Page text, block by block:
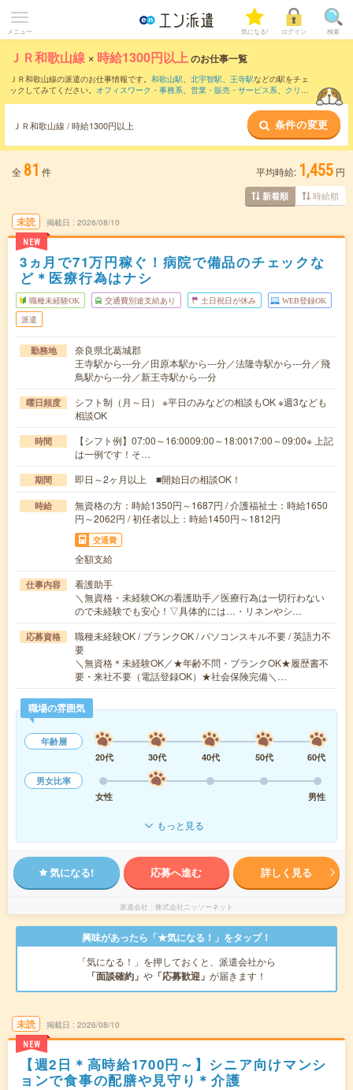
メニュー 気になる! ログイン 検索
ＪＲ和歌山線 × 時給1300円以上のお仕事一覧
ＪＲ和歌山線の派遣のお仕事情報です。 和歌山駅、 北宇智駅、 王寺駅などの駅をチェ
ックしてみてください。 オフィスワーク・事務系、 営業・販売・サービス系、 クリエ
ＪＲ和歌山線 / 時給1300円以上 条件の変更
全 81 件 平均時給: 1,455 円
新着順 時給順
未読
NEW
掲載日 2026/08/10
3ヵ月で71万円稼ぐ！病院で備品のチェックな
ど＊医療行為はナシ
職種未経験OK 交通費別途支給あり 土日祝日が休み WEB登録OK
派遣
勤務地
奈良県北葛城郡
王寺駅から---分／田原本駅から---分／法隆寺駅から---分／飛
鳥駅から---分／新王寺駅から---分
曜日頻度
シフト制（月～日） ※平日のみなどの相談もOK ※週3なども
相談OK
時間
【シフト例】07:00～16:0009:00～18:0017:00～09:00※ 上記
は一例です！そ…
期間 即日～2ヶ月以上 ■開始日の相談OK！
時給
無資格の方：時給1350円～1687円 / 介護福祉士：時給1650
円～2062円 / 初任者以上：時給1450円～1812円
交通費
全額支給
仕事内容
看護助手
＼無資格・未経験OKの看護助手／医療行為は一切行わない
ので未経験でも安心！▽具体的には…・リネンやシ…
応募資格
職種未経験OK / ブランクOK / パソコンスキル不要 / 英語力不
要
＼無資格＊未経験OK／★年齢不問・ブランクOK★履歴書不
要・来社不要（電話登録OK）★社会保険完備＼…
職場の雰囲気
年齢層
20代
30代 40代 50代
60代
男女比率
女性
男性
もっと見る
気になる! 応募へ進む 詳しく見る
派遣会社 株式会社ニッソーネット
興味があったら「★気になる！」をタップ！
「気になる！」を押しておくと、派遣会社から
「面談確約」 や 「応募歓迎」 が届きます！
未読
NEW
掲載日 2026/08/10
【週2日＊高時給1700円～】シニア向けマンシ
ョンで食事の配膳や見守り＊介護